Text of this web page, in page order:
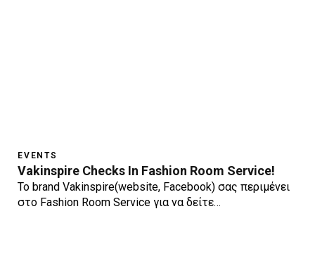
EVENTS
Vakinspire Checks In Fashion Room Service!
To brand Vakinspire(website, Facebook) σας περιμένει
στο Fashion Room Service για να δείτε…